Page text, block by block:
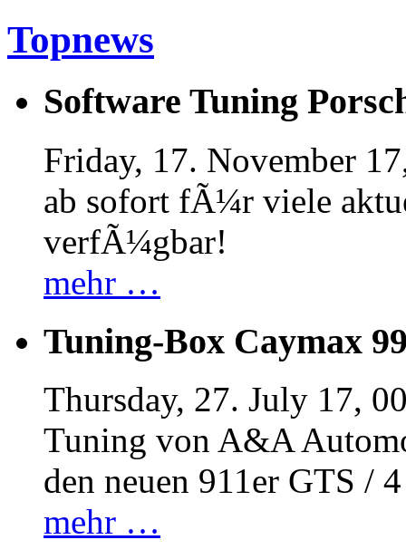
Topnews
Software Tuning
Friday, 17. November
ab sofort fÃ¼r viele
verfÃ¼gbar!
mehr …
Tuning-Box Caymax
Thursday, 27. July 17,
Tuning von A&A
den neuen 911er GTS /
mehr …